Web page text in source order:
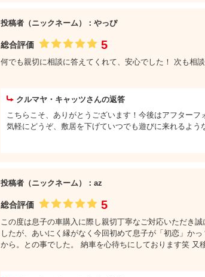
投稿者（ニックネーム）：やっぴ
総合評価 5
何でも親切に相談に答えてくれて、安心でした！ 次も相
クルマヤ・キャッツさんの返答
こちらこそ、ありがとうございます！今後はアフター
気軽にどうぞ、敷居を下げていつでも遊びに来れるよ
投稿者（ニックネーム）：az
総合評価 5
この度は息子の車購入に際し親切丁寧なご対応いただき
したが、あいにく縁がなく今回初めて息子が「初恋」か
から。との事でした。 納車を心待ちにしております笑 又